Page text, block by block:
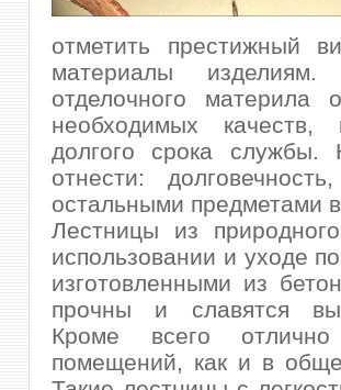
отметить престижный
материалы
отделочного материла
необходимых
долгого срока
отнести:
остальными предметами
Лестницы из
использовании и уходе
изготовленными из
прочны и славятся
Кроме всего
помещений, как и в